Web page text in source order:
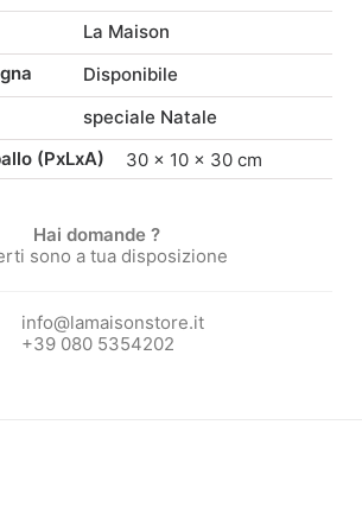
€. 20,40 €.
La Maison
Disponibile
speciale Natale
(PxLxA)
30 × 10 × 30 cm
Hai domande ?
sono a tua disposizione
info@lamaisonstore.it
+39 080 5354202